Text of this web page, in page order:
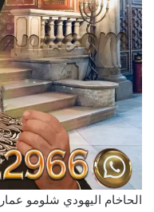
الحاخام اليهودي شلومو عمار